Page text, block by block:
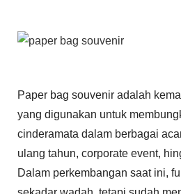
Paper bag souvenir adalah
yang digunakan untuk
cinderamata dalam berbagai
ulang tahun, corporate event,
Dalam perkembangan saat ini,